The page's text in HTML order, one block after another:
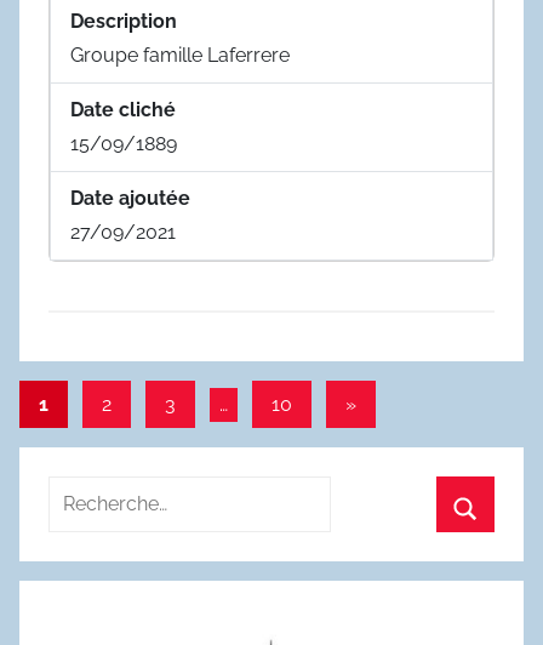
Description
Groupe famille Laferrere
Date cliché
15/09/1889
Date ajoutée
27/09/2021
Pagination
des
publications
1 2 3 … 10
Articles
»
Recherche
: